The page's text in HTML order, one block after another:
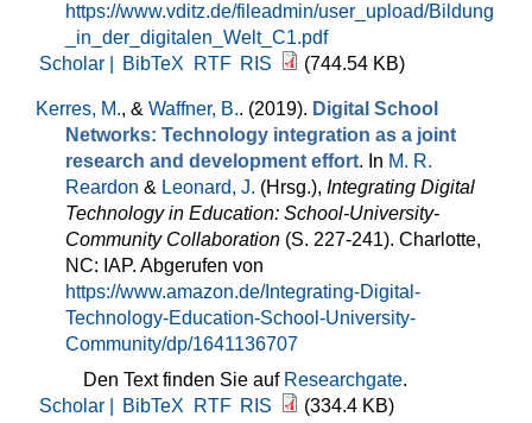
https://www.vditz.de/fileadmin/user_upload/Bildung
_in_der_digitalen_Welt_C1.pdf
Scholar |
BibTeX RTF RIS (744.54 KB)
Kerres, M., & Waffner, B.. (2019). Digital School
Networks: Technology integration as a joint
research and development effort. In M. R.
Reardon & Leonard, J. (Hrsg.), Integrating Digital
Technology in Education: School-University-
Community Collaboration (S. 227-241). Charlotte,
NC: IAP. Abgerufen von
https://www.amazon.de/Integrating-Digital-
Technology-Education-School-University-
Community/dp/1641136707
Den Text finden Sie auf Researchgate.
Scholar |
BibTeX RTF RIS (334.4 KB)